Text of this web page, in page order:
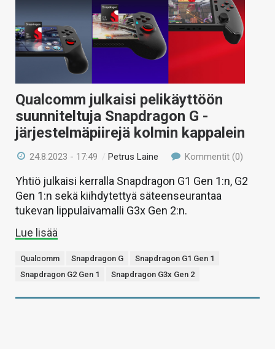
KAUPPA
VAIHDA TEEMA
HAKU
Qualcomm julkaisi pelikäyttöön
suunniteltuja Snapdragon G -
järjestelmäpiirejä kolmin kappalein
24.8.2023 - 17:49 /Petrus Laine Kommentit (0)
Yhtiö julkaisi kerralla Snapdragon G1 Gen 1:n, G2
Gen 1:n sekä kiihdytettyä säteenseurantaa
tukevan lippulaivamalli G3x Gen 2:n.
Lue lisää
Qualcomm Snapdragon G
Snapdragon G1 Gen 1
Snapdragon G2 Gen 1
Snapdragon G3x Gen 2